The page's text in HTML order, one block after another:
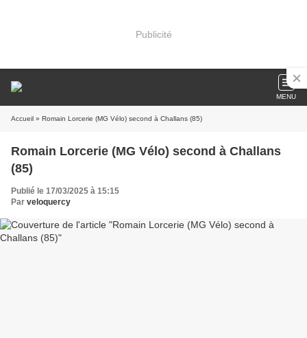
Publicité
MENU
Accueil » Romain Lorcerie (MG Vélo) second à Challans (85)
Romain Lorcerie (MG Vélo) second à Challans
(85)
Publié le 17/03/2025 à 15:15
Par veloquercy